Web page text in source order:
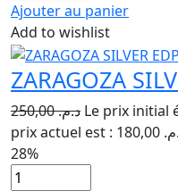
Ajouter au panier
Add to wishlist
ZARAGOZA
د.م.250,00
28%